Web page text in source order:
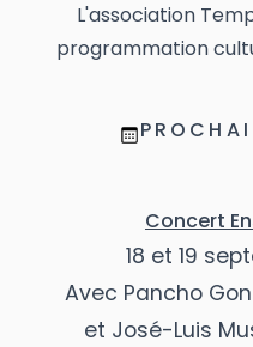
L'association
programmation
Concert
18 et 19
Avec Pancho
et José-Luis